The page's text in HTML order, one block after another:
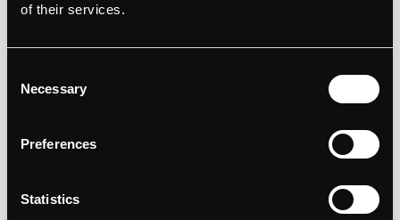
of their services.
Selection
Necessary
Preferences
Statistics
ontwerp
: je site werkt perfect
•Weinig onderhoud
: geen updates, geen